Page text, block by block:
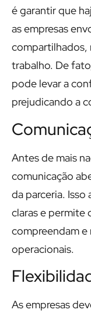
é garantir que
as empresas
compartilhados,
trabalho. De
pode levar a
prejudicando a
Antes de mais
comunicação
da parceria.
claras e permite
compreendam e
operacionais.
As empresas